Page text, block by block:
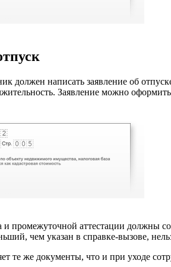
должен написать заявление об
Заявление можно
промежуточной аттестации должны
чем указан в справке-вызове,
те же документы, что и при уходе